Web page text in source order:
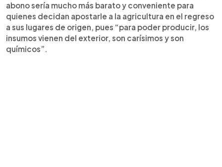
abono sería mucho más barato y conveniente para
quienes decidan apostarle a la agricultura en el regreso
a sus lugares de origen, pues “para poder producir, los
insumos vienen del exterior, son carísimos y son
químicos”.